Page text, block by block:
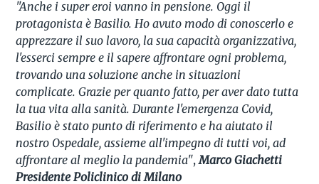
"Anche i super eroi vanno in pensione. Oggi il
protagonista è Basilio. Ho avuto modo di conoscerlo e
apprezzare il suo lavoro, la sua capacità organizzativa,
l'esserci sempre e il sapere affrontare ogni problema,
trovando una soluzione anche in situazioni
complicate. Grazie per quanto fatto, per aver dato tutta
la tua vita alla sanità. Durante l'emergenza Covid,
Basilio è stato punto di riferimento e ha aiutato il
nostro Ospedale, assieme all'impegno di tutti voi, ad
affrontare al meglio la pandemia",Marco Giachetti
Presidente Policlinico di Milano